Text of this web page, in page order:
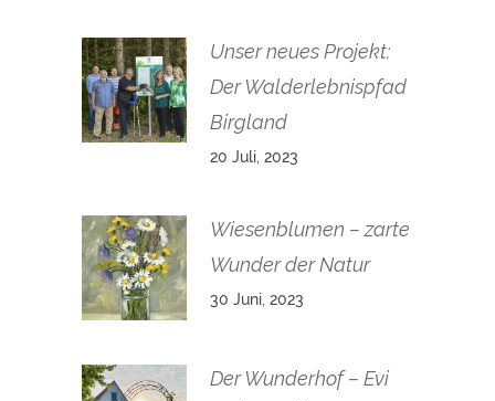
Unser neues Projekt:
Der Walderlebnispfad
Birgland
20 Juli, 2023
Wiesenblumen – zarte
Wunder der Natur
30 Juni, 2023
Der Wunderhof – Evi